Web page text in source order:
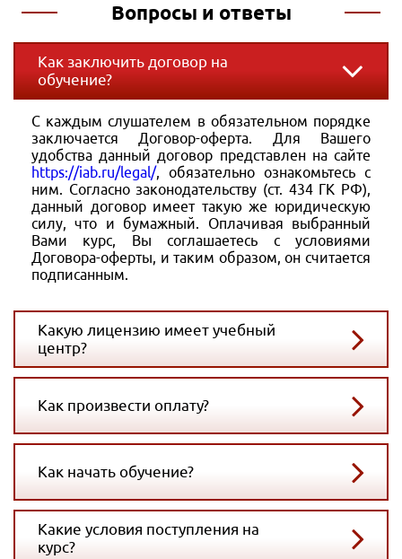
Вопросы и ответы
Как заключить договор на
обучение?
С каждым слушателем в обязательном порядке
заключается Договор-оферта. Для Вашего
удобства данный договор представлен на сайте
https://iab.ru/legal/, обязательно ознакомьтесь с
ним. Согласно законодательству (ст. 434 ГК РФ),
данный договор имеет такую же юридическую
силу, что и бумажный. Оплачивая выбранный
Вами курс, Вы соглашаетесь с условиями
Договора-оферты, и таким образом, он считается
подписанным.
Какую лицензию имеет учебный
центр?
Как произвести оплату?
Как начать обучение?
Какие условия поступления на
курс?